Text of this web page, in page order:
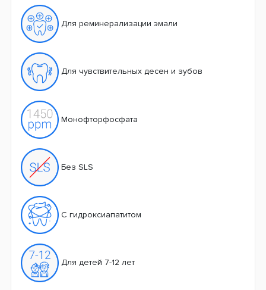
Для реминерализации эмали
Для чувствительных десен и зубов
Монофторфосфата
Без SLS
С гидроксиапатитом
Для детей 7-12 лет